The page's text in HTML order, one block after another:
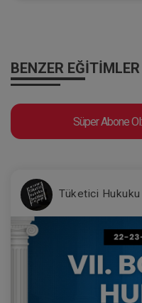
BENZER EĞITIMLER
Süper Abone
Tüketici